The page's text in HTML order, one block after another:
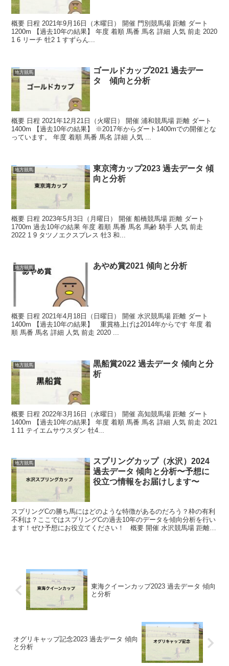
概要 日程 2021年9月16日（木曜日） 開催 門別競馬場 距離 ダート
1200m 【過去10年の結果】 年度 着順 馬番 馬名 詳細 人気 前走 2020
1 6 リーチ 牡2 1 すずらん...
地方競馬
ゴールドカップ2021 過去デー
タ 傾向と分析
概要 日程 2021年12月21日（火曜日） 開催 浦和競馬場 距離 ダート
1400m 【過去10年の結果】 ※2017年からダート1400mでの開催とな
っています。 年度 着順 馬番 馬名 詳細 人気 ...
地方競馬
東京湾カップ2023 過去データ 傾
向と分析
概要 日程 2023年5月3日（月曜日） 開催 船橋競馬場 距離 ダート
1700m 過去10年の結果 年度 着順 馬番 馬名 馬齢 騎手 人気 前走
2022 1 9 タツノエクスプレス 牡3 和...
地方競馬 あやめ賞2021 傾向と分析
概要 日程 2021年4月18日（日曜日） 開催 水沢競馬場 距離 ダート
1400m 【過去10年の結果】 重賞格上げは2014年からです 年度 着
順 馬番 馬名 詳細 人気 前走 2020 ...
地方競馬
黒船賞2022 過去データ 傾向と分
析
概要 日程 2022年3月16日（水曜日） 開催 高知競馬場 距離 ダート
1400m 【過去10年の結果】 年度 着順 馬番 馬名 詳細 人気 前走 2021
1 11 テイエムサウスダン 牡4...
地方競馬
スプリングカップ（水沢）2024
過去データ 傾向と分析〜予想に
役立つ情報をお届けします〜
スプリングCの勝ち馬にはどのような特徴があるのだろう？枠の有利
不利は？ここではスプリングCの過去10年のデータを傾向分析を行い
ます！ぜひ予想にお役立てください！ 概要 開催 水沢競馬場 距離
東海クイーンカップ2023 過去データ 傾向
と分析
オグリキャップ記念2023 過去データ 傾向
と分析